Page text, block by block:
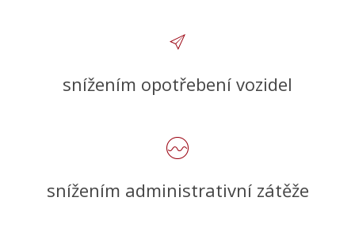
snížením opotřebení vozidel
snížením administrativní zátěže